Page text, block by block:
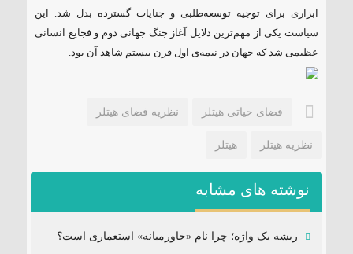
ابزاری برای توجیه توسعه‌طلبی و جنایات گسترده بدل شد. این
سیاست یکی از مهم‌ترین دلایل آغاز جنگ جهانی دوم و فجایع انسانی
عظیمی شد که جهان در نیمه‌ی اول قرن بیستم شاهد آن بود.
فضای حیاتی هیتلر نظریه فضای هیتلر
نظریه هیتلر هیتلر
نوشته های مشابه
ریشه یک واژه؛ چرا نام «خاورمیانه» استعماری است؟